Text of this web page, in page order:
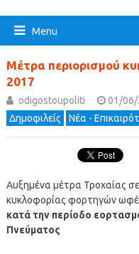
Menu
Μέτρα περιορισμού
2017
odigostoupoliti
01/06/
Δημοφιλείς
Νέα -
Αυξημένα μέτρα Τροχαίας
κυκλοφορίας φορτηγών
κατά την περίοδο
Πνεύματος